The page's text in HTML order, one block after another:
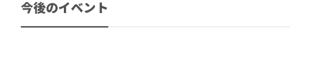
今後のイベント